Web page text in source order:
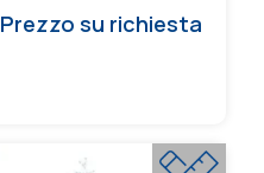
Prezzo su richiesta